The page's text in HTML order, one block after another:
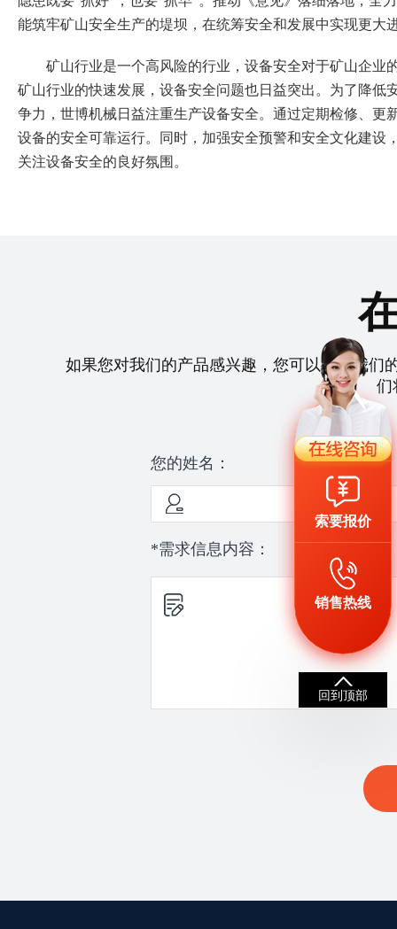
能筑牢矿山安全生产的堤坝，在统筹安全和发展中实现更大
矿山行业是一个高风险的行业，设备安全对于矿山企业
矿山行业的快速发展，设备安全问题也日益突出。为了降低
争力，世博机械日益注重生产设备安全。 通过定期检修、更
设备的安全可靠运行。同时，加强安全预警和安全文化建设
关注设备安全的良好氛围。
如果您对我们的产品感兴趣，您可以拨打我们
们
您的姓名：
*需求信息内容：
索要报价
销售热线
回到顶部